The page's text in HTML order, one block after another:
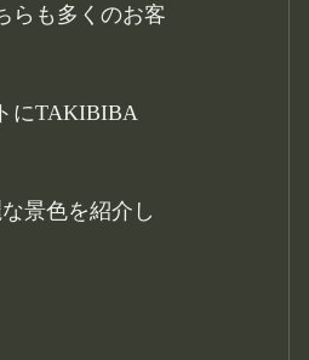
らも多くのお客
にTAKIBIBA
景色を紹介し